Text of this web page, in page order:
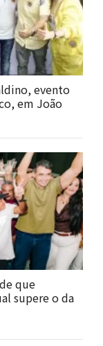
evento
em João
que
supere o da